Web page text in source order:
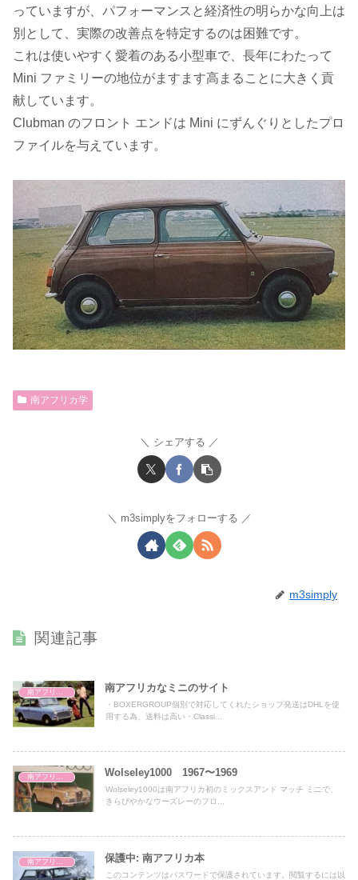
っていますが、パフォーマンスと経済性の明らかな向上は
別として、実際の改善点を特定するのは困難です。
これは使いやすく愛着のある小型車で、長年にわたって
Mini ファミリーの地位がますます高まることに大きく貢
献しています。
Clubman のフロント エンドは Mini にずんぐりとしたプロ
ファイルを与えています。
南アフリカ学
シェアする
m3simplyをフォローする
m3simply
関連記事
南アフリカなミニのサイト
・BOXERGROUP個別で対応してくれたショップ発送はDHLを使
用する為、送料は高い・Classi...
Wolseley1000 1967〜1969
Wolseley1000は南アフリカ初のミックスアンド マッチ ミニで、
きらびやかなウーズレーのフロ...
保護中: 南アフリカ本
このコンテンツはパスワードで保護されています。閲覧するには以